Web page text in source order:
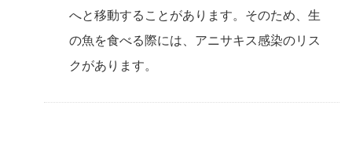
へと移動することがあります。そのため、生
の魚を食べる際には、アニサキス感染のリス
クがあります。